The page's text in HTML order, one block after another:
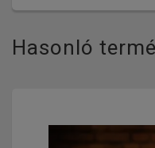
Hasonló